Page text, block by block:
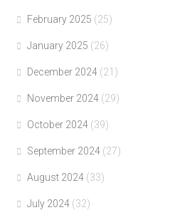
February 2025 (25)
January 2025 (26)
December 2024 (21)
November 2024 (29)
October 2024 (39)
September 2024 (27)
August 2024 (33)
July 2024 (32)